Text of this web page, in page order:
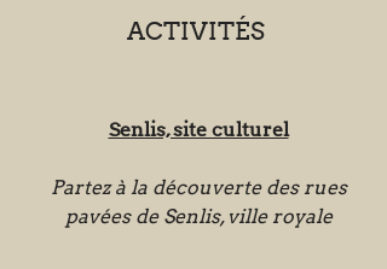
ACTIVITÉS
Senlis, site culturel
Partez à la découverte des rues
pavées de Senlis, ville royale